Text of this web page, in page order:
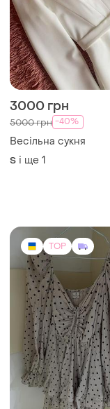
3000 грн
5000 грн -40%
Весільна сукня
S і ще 1
TOP